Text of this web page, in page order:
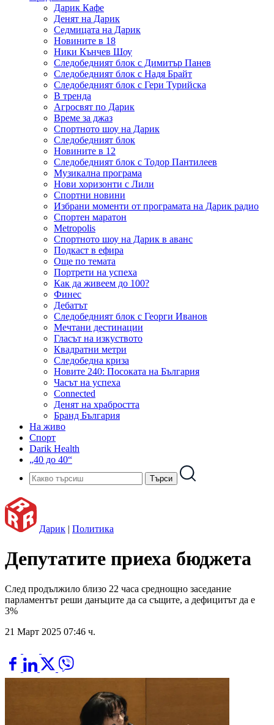
Дарик Кафе
Денят на Дарик
Седмицата на Дарик
Новините в 18
Ники Кънчев Шоу
Следобедният блок с Димитър Панев
Следобедният блок с Надя Брайт
Следобедният блок с Гери Турийска
В тренда
Агросвят по Дарик
Време за джаз
Спортното шоу на Дарик
Следобедният блок
Новините в 12
Следобедният блок с Тодор Пантилеев
Музикална програма
Нови хоризонти с Лили
Спортни новини
Избрани моменти от програмата на Дарик радио
Спортен маратон
Metropolis
Спортното шоу на Дарик в аванс
Подкаст в ефира
Още по темата
Портрети на успеха
Как да живеем до 100?
Финес
Дебатът
Следобедният блок с Георги Иванов
Мечтани дестинации
Гласът на изкуството
Квадратни метри
Следобедна криза
Новите 240: Посоката на България
Часът на успеха
Connected
Денят на храбростта
Бранд България
На живо
Спорт
Darik Health
„40 до 40“
Дарик | Политика
Депутатите приеха бюджета
След продължило близо 22 часа среднощно заседание
парламентът реши данъците да са същите, а дефицитът да е
3%
21 Март 2025 07:46 ч.